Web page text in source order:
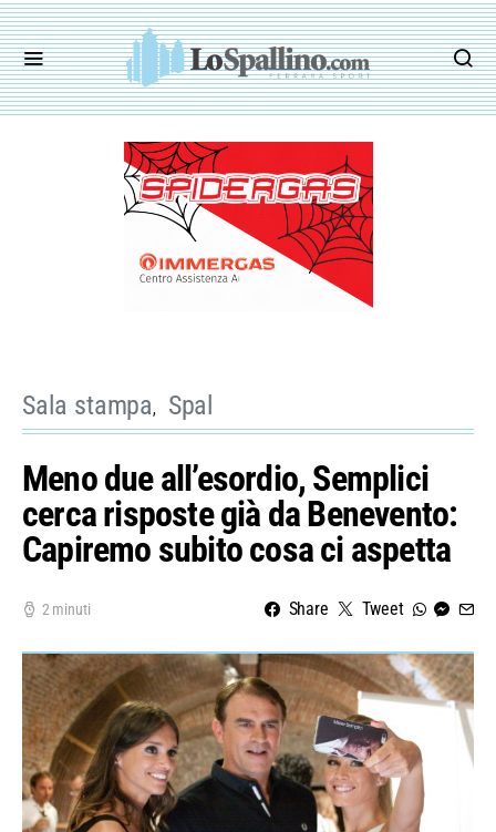
Sala stampa Spal
Meno due all’esordio, Semplici
cerca risposte già da Benevento:
Capiremo subito cosa ci aspetta
2 minuti Share Tweet